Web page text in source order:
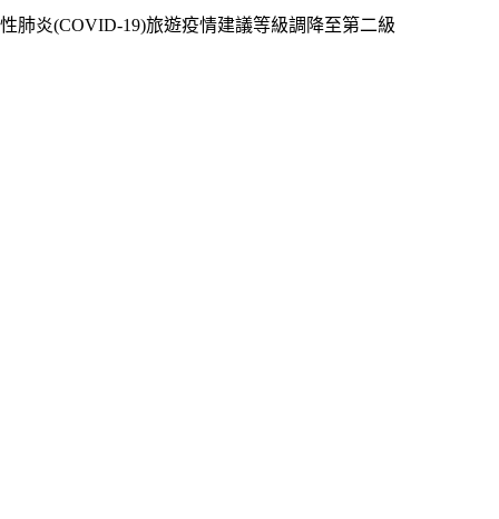
肺炎(COVID-19)旅遊疫情建議等級調降至第二級